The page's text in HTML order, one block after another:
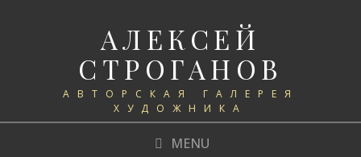
АЛЕКСЕЙ
СТРОГАНОВ
АВТОРСКАЯ ГАЛЕРЕЯ
ХУДОЖНИКА
MENU